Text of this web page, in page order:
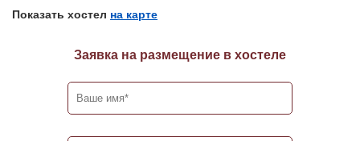
Показать хостел на карте
Заявка на размещение в хостеле